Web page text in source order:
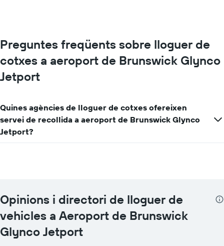
Preguntes freqüents sobre lloguer de
cotxes a aeroport de Brunswick Glynco
Jetport
Quines agències de lloguer de cotxes ofereixen
servei de recollida a aeroport de Brunswick Glynco
Jetport?
Opinions i directori de lloguer de
vehicles a Aeroport de Brunswick
Glynco Jetport